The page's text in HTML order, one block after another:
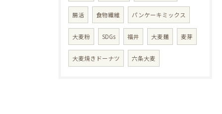
腸活 食物繊維 パンケーキミックス
大麦粉 SDGs 福井 大麦麺 麦芽
大麦焼きドーナツ 六条大麦